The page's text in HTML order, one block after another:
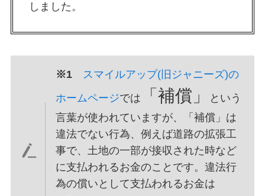
しました。
※1
スマイルアップ(旧ジャニーズ)の
ホームページでは 「補償」
という
言葉が使われていますが、「補償」は
違法でない行為、例えば道路の拡張工
事で、土地の一部が接収された時など
に支払われるお金のことです。違法行
為の償いとして支払われるお金は